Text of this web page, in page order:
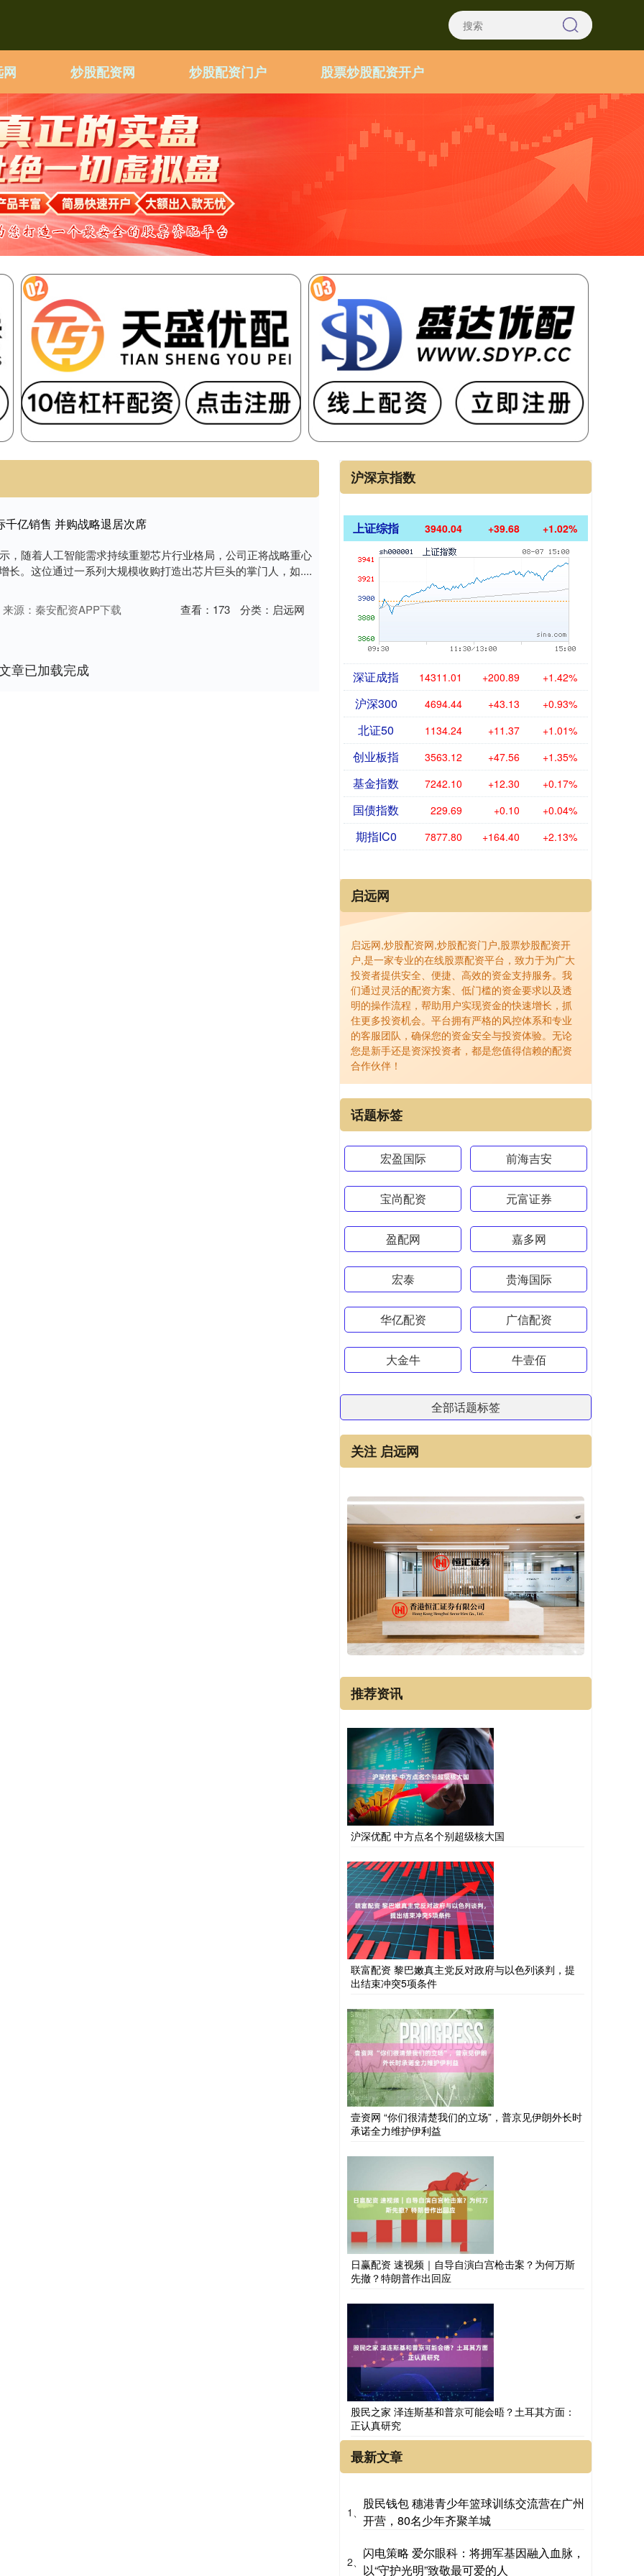
炒股配资网 炒股配资门户 股票炒股配资开户
亿销售 并购战略退居次席
，随着人工智能需求持续重塑芯片行业格局，公司正将战略重心
长。这位通过一系列大规模收购打造出芯片巨头的掌门人，如....
来源：秦安配资APP下载 查看： 173 分类： 启远网
章已加载完成
沪深京指数
上证综指 3940.04 +39.68 +1.02%
深证成指 14311.01 +200.89 +1.42%
沪深300 4694.44 +43.13 +0.93%
北证50 1134.24 +11.37 +1.01%
创业板指 3563.12 +47.56 +1.35%
基金指数 7242.10 +12.30 +0.17%
国债指数 229.69 +0.10 +0.04%
期指IC0 7877.80 +164.40 +2.13%
启远网
启远网,炒股配资网,炒股配资门户,股票炒股配资开
户,是一家专业的在线股票配资平台，致力于为广大
投资者提供安全、便捷、高效的资金支持服务。我
们通过灵活的配资方案、低门槛的资金要求以及透
明的操作流程，帮助用户实现资金的快速增长，抓
住更多投资机会。平台拥有严格的风控体系和专业
的客服团队，确保您的资金安全与投资体验。无论
您是新手还是资深投资者，都是您值得信赖的配资
合作伙伴！
话题标签
宏盈国际 前海吉安
宝尚配资 元富证券
盈配网 嘉多网
宏泰 贵海国际
华亿配资 广信配资
大金牛 牛壹佰
全部话题标签
关注 启远网
推荐资讯
沪深优配 中方点名个别超级核大国
联富配资 黎巴嫩真主党反对政府与以色列谈判，提
出结束冲突5项条件
壹资网 “你们很清楚我们的立场”，普京见伊朗外长时
承诺全力维护伊利益
日赢配资 速视频｜自导自演白宫枪击案？为何万斯
先撤？特朗普作出回应
股民之家 泽连斯基和普京可能会晤？土耳其方面：
正认真研究
最新文章
1、
股民钱包 穗港青少年篮球训练交流营在广州
开营，80名少年齐聚羊城
2、
闪电策略 爱尔眼科：将拥军基因融入血脉，
以“守护光明”致敬最可爱的人